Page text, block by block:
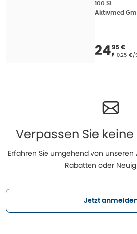
100 St
Aktivmed
24,
95 €
0.25 €/
Verpassen Sie
Erfahren Sie umgehend von
Rabatten oder
Jetzt